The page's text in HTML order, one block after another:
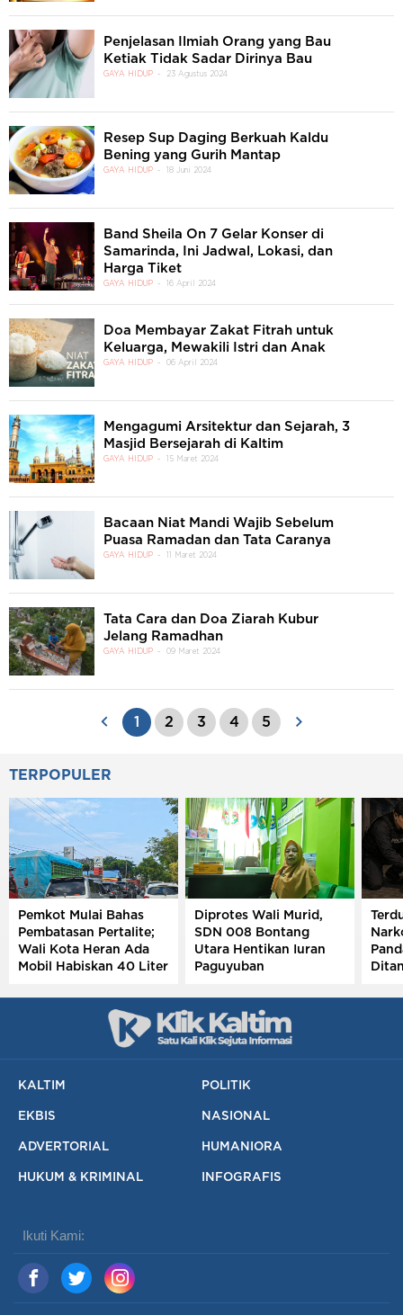
Penjelasan Ilmiah Orang yang Bau
Ketiak Tidak Sadar Dirinya Bau
GAYA HIDUP 23 Agustus 2024
Resep Sup Daging Berkuah Kaldu
Bening yang Gurih Mantap
GAYA HIDUP 18 Juni 2024
Band Sheila On 7 Gelar Konser di
Samarinda, Ini Jadwal, Lokasi, dan
Harga Tiket
GAYA HIDUP 16 April 2024
Doa Membayar Zakat Fitrah untuk
Keluarga, Mewakili Istri dan Anak
GAYA HIDUP 06 April 2024
Mengagumi Arsitektur dan Sejarah, 3
Masjid Bersejarah di Kaltim
GAYA HIDUP 15 Maret 2024
Bacaan Niat Mandi Wajib Sebelum
Puasa Ramadan dan Tata Caranya
GAYA HIDUP 11 Maret 2024
Tata Cara dan Doa Ziarah Kubur
Jelang Ramadhan
GAYA HIDUP 09 Maret 2024
1 2 3 4 5
TERPOPULER
Pemkot Mulai Bahas
Pembatasan Pertalite;
Wali Kota Heran Ada
Mobil Habiskan 40 Liter
Diprotes Wali Murid,
SDN 008 Bontang
Utara Hentikan Iuran
Paguyuban
KALTIM POLITIK
EKBIS NASIONAL
ADVERTORIAL HUMANIORA
HUKUM & KRIMINAL INFOGRAFIS
Ikuti Kami: